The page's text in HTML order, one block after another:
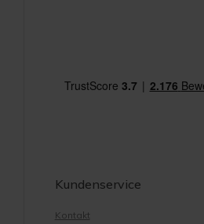
Kundenservice
Kontakt